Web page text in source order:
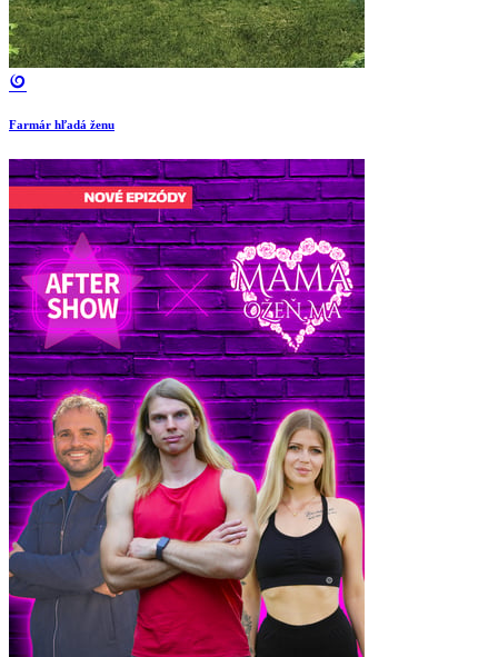
Farmár hľadá ženu